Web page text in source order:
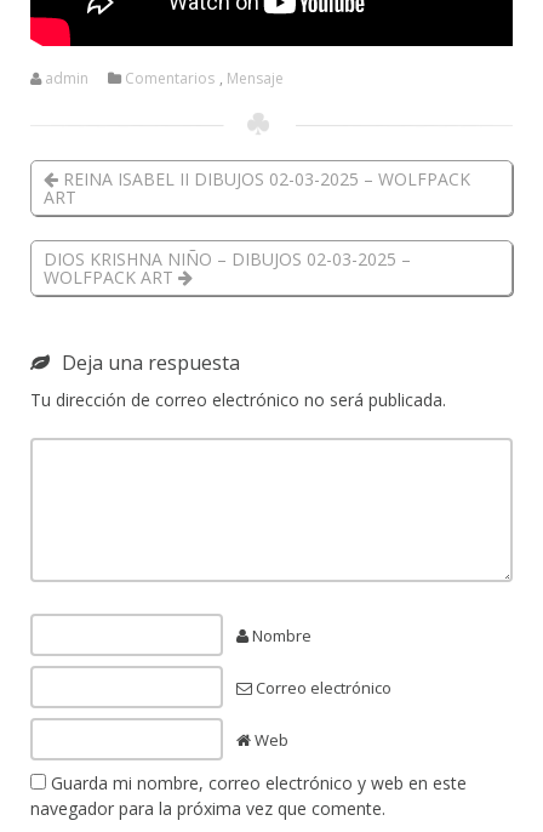
admin Comentarios , Mensaje
REINA ISABEL II DIBUJOS 02-03-2025 – WOLFPACK
ART
DIOS KRISHNA NIÑO – DIBUJOS 02-03-2025 –
WOLFPACK ART
Deja una respuesta
Tu dirección de correo electrónico no será publicada.
Nombre
Correo electrónico
Web
Guarda mi nombre, correo electrónico y web en este
navegador para la próxima vez que comente.